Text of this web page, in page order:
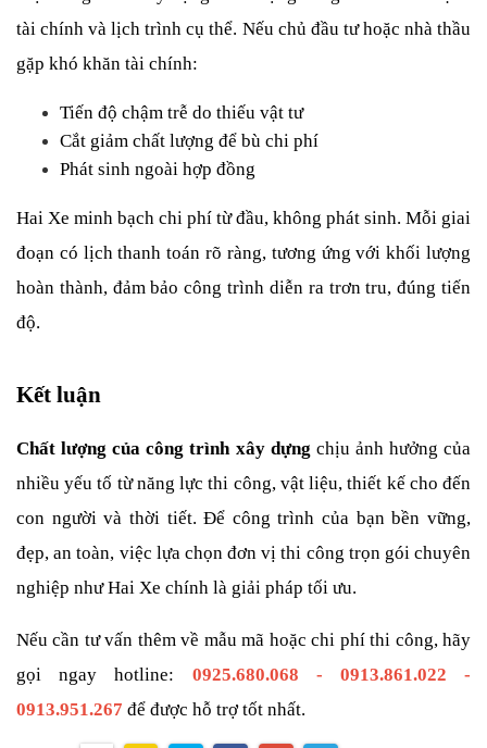
tài chính và lịch trình cụ thể. Nếu chủ đầu tư hoặc nhà thầu
gặp khó khăn tài chính:
Tiến độ chậm trễ do thiếu vật tư
Cắt giảm chất lượng để bù chi phí
Phát sinh ngoài hợp đồng
Hai Xe minh bạch chi phí từ đầu, không phát sinh. Mỗi giai
đoạn có lịch thanh toán rõ ràng, tương ứng với khối lượng
hoàn thành, đảm bảo công trình diễn ra trơn tru, đúng tiến
độ.
Kết luận
Chất lượng của công trình xây dựng chịu ảnh hưởng của
nhiều yếu tố từ năng lực thi công, vật liệu, thiết kế cho đến
con người và thời tiết. Để công trình của bạn bền vững,
đẹp, an toàn, việc lựa chọn đơn vị thi công trọn gói chuyên
nghiệp như Hai Xe chính là giải pháp tối ưu.
Nếu cần tư vấn thêm về mẫu mã hoặc chi phí thi công, hãy
gọi ngay hotline: 0925.680.068 - 0913.861.022 -
0913.951.267 để được hỗ trợ tốt nhất.